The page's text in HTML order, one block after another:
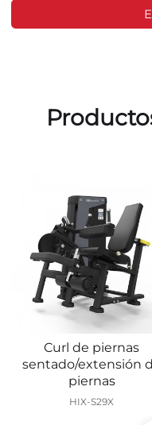
Curl de piernas
sentado/extensión
piernas
HIX-S29X